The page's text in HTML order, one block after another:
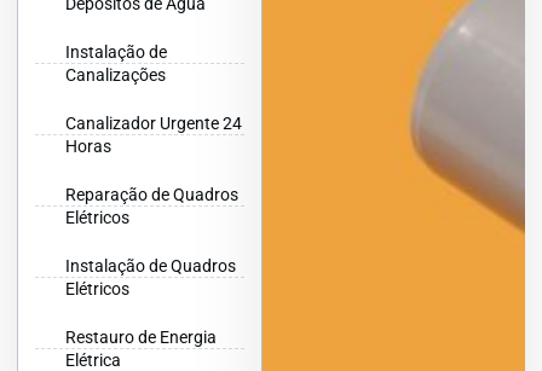
Instalação de
Canalizações
Canalizador Urgente 24
Horas
Reparação de Quadros
Elétricos
Instalação de Quadros
Elétricos
Restauro de Energia
Elétrica